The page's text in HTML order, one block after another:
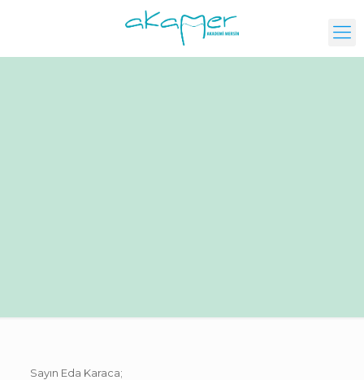
Sayın Eda Karaca;